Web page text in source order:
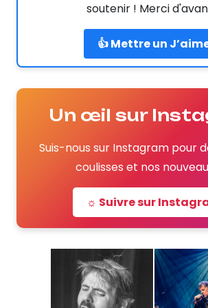
soutenir ! Merci
👍 Mettre un
Un œil sur
Suis-nous sur Instagram pour
coulisses et nos
☼ Suivre sur